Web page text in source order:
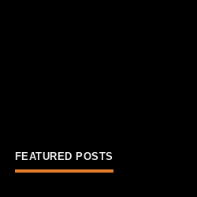
FEATURED POSTS